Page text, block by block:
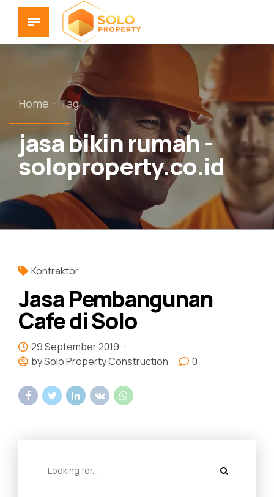
Home Tag
jasa bikin rumah -
soloproperty.co.id
Kontraktor
Jasa Pembangunan
Cafe di Solo
29 September 2019
by Solo Property Construction
0